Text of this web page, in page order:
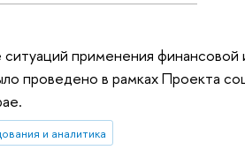
применения финансовой
проведено в рамках Проекта
и аналитика